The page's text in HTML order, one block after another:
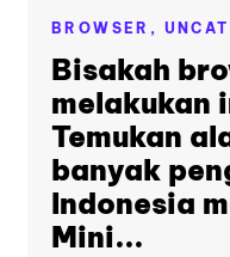
BROWSER,
Bisakah
melakukan
Temukan
banyak
Indonesia
Mini...